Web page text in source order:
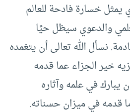
خسارة فادحة للعالم
والدعوي سيظل حيًا
نسأل الله تعالى أن يتغمده
خير الجزاء عما قدمه
يبارك في علمه وآثاره
قدمه في ميزان حسناته.